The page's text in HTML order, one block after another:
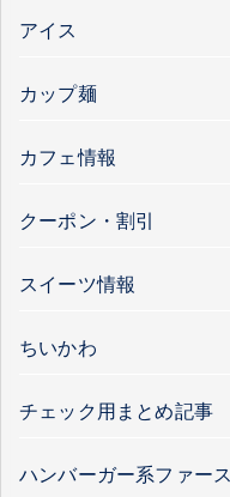
アイス
カップ麺
カフェ情報
クーポン・割引
スイーツ情報
ちいかわ
チェック用まとめ記事
ハンバーガー系ファー